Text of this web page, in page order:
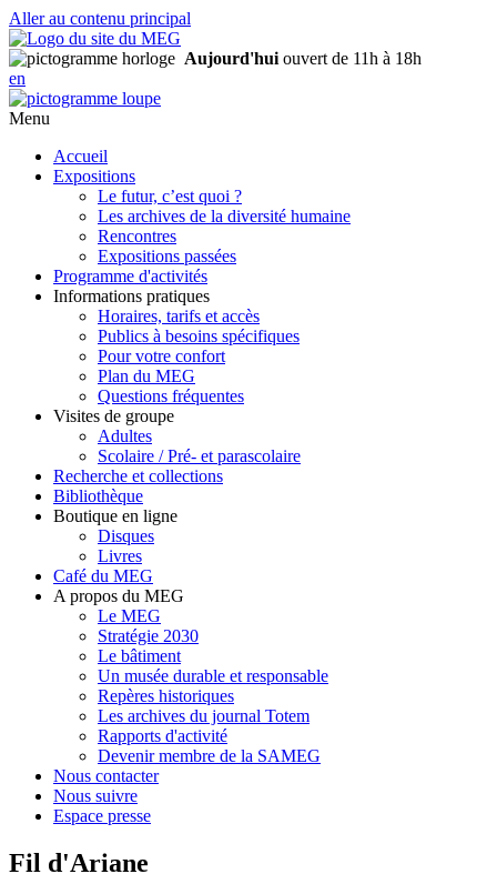
Aller au contenu principal
Aujourd'hui ouvert de 11h à 18h
en
Menu
Accueil
Expositions
Le futur, c’est quoi ?
Les archives de la diversité humaine
Rencontres
Expositions passées
Programme d'activités
Informations pratiques
Horaires, tarifs et accès
Publics à besoins spécifiques
Pour votre confort
Plan du MEG
Questions fréquentes
Visites de groupe
Adultes
Scolaire / Pré- et parascolaire
Recherche et collections
Bibliothèque
Boutique en ligne
Disques
Livres
Café du MEG
A propos du MEG
Le MEG
Stratégie 2030
Le bâtiment
Un musée durable et responsable
Repères historiques
Les archives du journal Totem
Rapports d'activité
Devenir membre de la SAMEG
Nous contacter
Nous suivre
Espace presse
Fil d'Ariane